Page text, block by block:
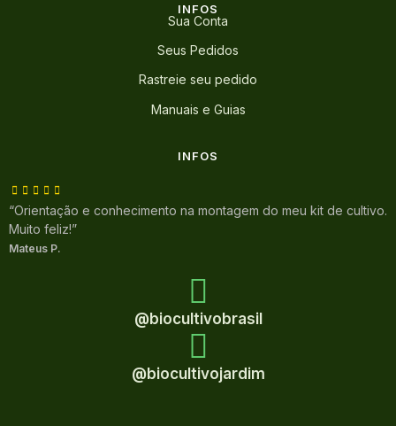
INFOS
Sua Conta
Seus Pedidos
Rastreie seu pedido
Manuais e Guias
INFOS
“Orientação e conhecimento na montagem do meu kit de cultivo.
Muito feliz!”
Mateus P.
@biocultivobrasil
@biocultivojardim